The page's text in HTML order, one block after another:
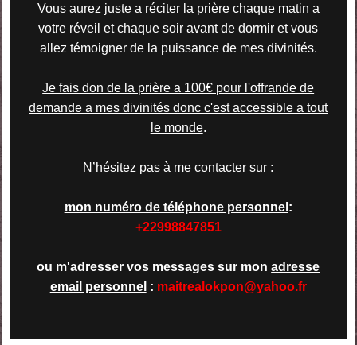
Vous aurez juste a réciter la prière chaque matin a
votre réveil et chaque soir avant de dormir et vous
allez témoigner de la puissance de mes divinités.
Je fais don de la prière a 100€ pour l'offrande de
demande a mes divinités donc c'est accessible a tout
le monde.
N’hésitez pas à me contacter sur :
mon numéro de téléphone personnel :
+22998847851
ou m'adresser vos messages sur monadresse
email personnel : maitrealokpon@yahoo.fr